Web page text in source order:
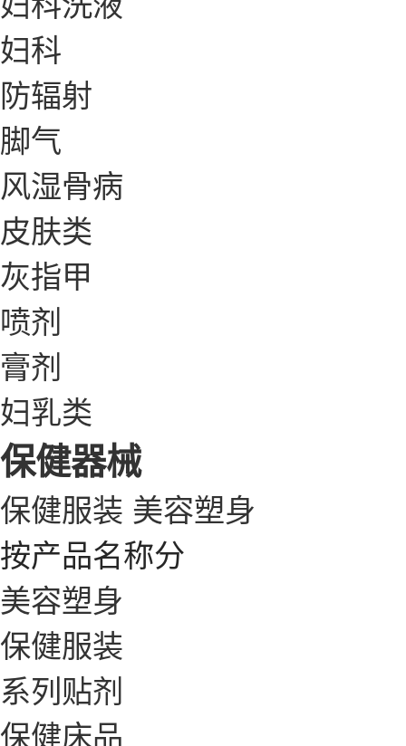
妇科
防辐射
脚气
风湿骨病
皮肤类
灰指甲
喷剂
膏剂
妇乳类
保健器械
保健服装 美容塑身
按产品名称分
美容塑身
保健服装
系列贴剂
保健床品